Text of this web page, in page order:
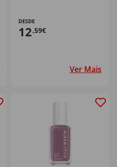
DESDE
12,59€
Ver Mais